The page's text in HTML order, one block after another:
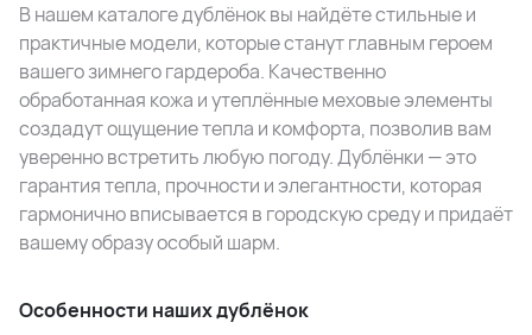
В нашем каталоге дублёнок вы найдёте стильные и
практичные модели, которые станут главным героем
вашего зимнего гардероба. Качественно
обработанная кожа и утеплённые меховые элементы
создадут ощущение тепла и комфорта, позволив вам
уверенно встретить любую погоду. Дублёнки — это
гарантия тепла, прочности и элегантности, которая
гармонично вписывается в городскую среду и придаёт
вашему образу особый шарм.
Особенности наших дублёнок